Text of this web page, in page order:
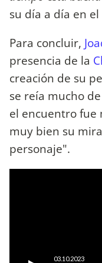
su día a día en
Para concluir,
presencia de la
creación de su
se reía mucho
el encuentro fue
muy bien su
personaje".